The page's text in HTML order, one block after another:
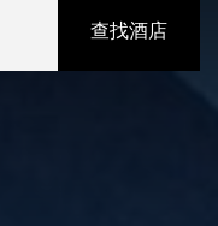
查找酒店